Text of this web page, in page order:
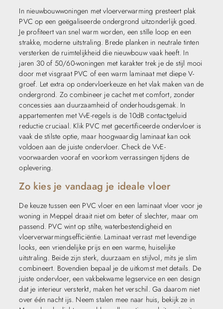
In nieuwbouwwoningen met vloerverwarming presteert plak
PVC op een geëgaliseerde ondergrond uitzonderlijk goed.
Je profiteert van snel warm worden, een stille loop en een
strakke, moderne uitstraling. Brede planken in neutrale tinten
versterken de ruimtelijkheid die nieuwbouw vaak heeft. In
jaren 30 of 50/60-woningen met karakter trek je de stijl mooi
door met visgraat PVC of een warm laminaat met diepe V-
groef. Let extra op ondervloerkeuze en het vlak maken van de
ondergrond. Zo combineer je cachet met comfort, zonder
concessies aan duurzaamheid of onderhoudsgemak. In
appartementen met VvE-regels is de 10dB contactgeluid
reductie cruciaal. Klik PVC met gecertificeerde ondervloer is
vaak de stilste optie, maar hoogwaardig laminaat kan ook
voldoen aan de juiste ondervloer. Check de VvE-
voorwaarden vooraf en voorkom verrassingen tijdens de
oplevering.
Zo kies je vandaag je ideale vloer
De keuze tussen een PVC vloer en een laminaat vloer voor je
woning in Meppel draait niet om beter of slechter, maar om
passend. PVC wint op stilte, waterbestendigheid en
vloerverwarmingsefficiëntie. Laminaat verrast met levendige
looks, een vriendelijke prijs en een warme, huiselijke
uitstraling. Beide zijn sterk, duurzaam en stijlvol, mits je slim
combineert. Bovendien bepaal je de uitkomst met details. De
juiste ondervloer, een vakbekwame legservice en een design
dat je interieur versterkt, maken het verschil. Ga daarom niet
over één nacht ijs. Neem stalen mee naar huis, bekijk ze in